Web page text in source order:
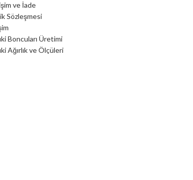
ve İade
Sözleşmesi
Boncuları Üretimi
Ağırlık ve Ölçüleri